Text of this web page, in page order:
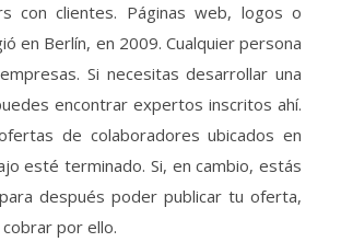
con clientes. Páginas web, logos o
en Berlín, en 2009. Cualquier persona
Si necesitas desarrollar una
encontrar expertos inscritos ahí.
de colaboradores ubicados en
esté terminado. Si, en cambio, estás
después poder publicar tu oferta,
por ello.